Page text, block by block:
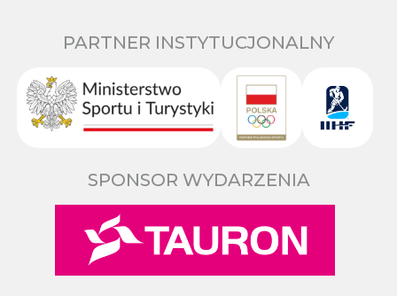
PARTNER INSTYTUCJONALNY
SPONSOR WYDARZENIA